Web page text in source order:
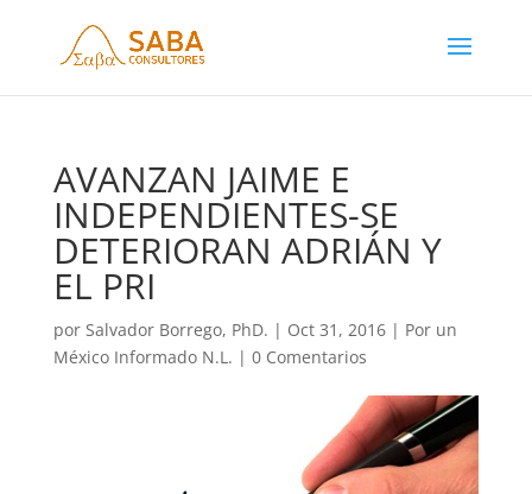
AVANZAN JAIME E
INDEPENDIENTES-SE
DETERIORAN ADRIÁN Y
EL PRI
por Salvador Borrego, PhD. | Oct 31, 2016| Por un
México Informado N.L. | 0 Comentarios